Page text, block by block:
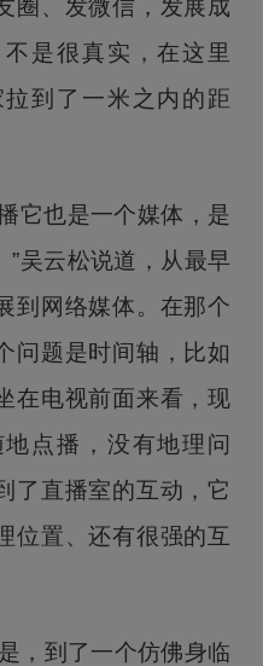
圈、发微信，发展成
是很真实，在这里
到了一米之内的距
它也是一个媒体，是
”吴云松说道，从最早
到网络媒体。在那个
问题是时间轴，比如
在电视前面来看，现
点播，没有地理问
了直播室的互动，它
位置、还有很强的互
，到了一个仿佛身临